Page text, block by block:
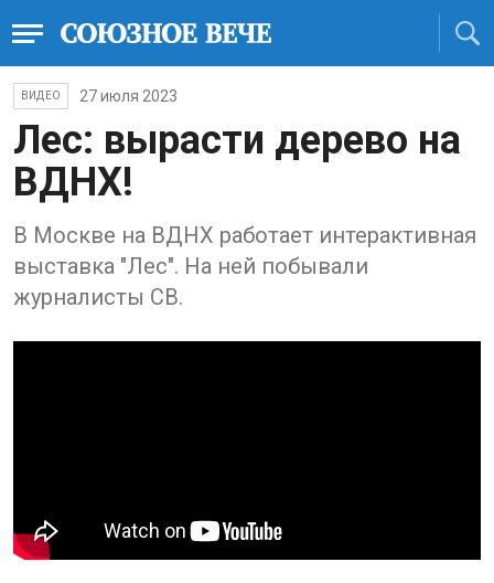
ВИДЕО 27 июля 2023
Лес: вырасти дерево на
ВДНХ!
В Москве на ВДНХ работает интерактивная
выставка "Лес". На ней побывали
журналисты СВ.